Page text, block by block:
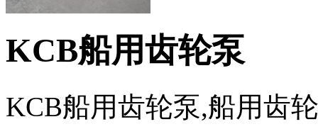
KCB船用齿轮泵
KCB船用齿轮泵,船用齿